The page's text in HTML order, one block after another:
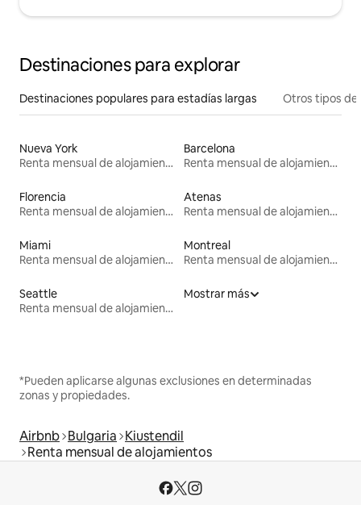
Destinaciones para explorar
Destinaciones populares para estadías largas Otros tipos de
Nueva York
Renta mensual de alojamientos
Barcelona
Renta mensual de alojamientos
Florencia
Renta mensual de alojamientos
Atenas
Renta mensual de alojamientos
Miami
Renta mensual de alojamientos
Montreal
Renta mensual de alojamientos
Seattle
Renta mensual de alojamientos
Mostrar más
*Pueden aplicarse algunas exclusiones en determinadas
zonas y propiedades.
Airbnb Bulgaria Kiustendil
Renta mensual de alojamientos